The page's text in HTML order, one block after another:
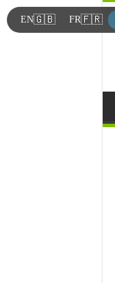
🇫🇷
FR
🇬🇧
EN